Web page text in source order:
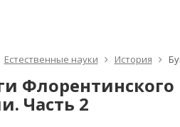
Естественные науки История
Часть 2